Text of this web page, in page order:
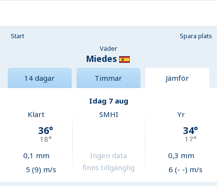
Start
Spara plats
Väder
Miedes
14 dagar Timmar Jämför
Idag 7 aug
Klart
36°
18°
0,1 mm
5 (9) m/s
SMHI
Ingen data
finns tillgänglig
Yr
34°
17°
0,3 mm
6 (- -) m/s